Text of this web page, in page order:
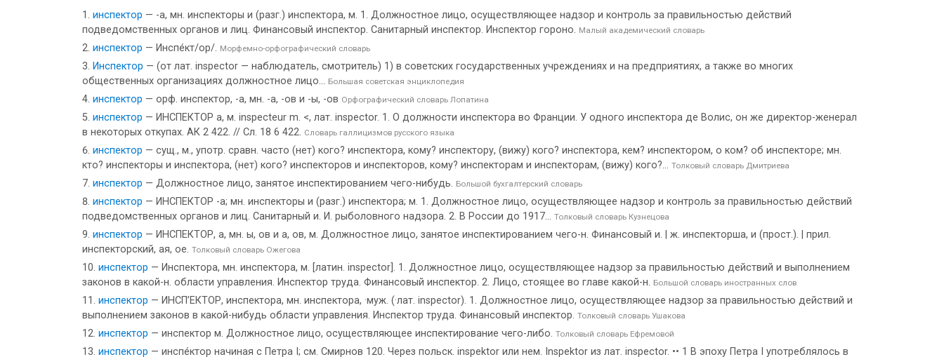
инспектор — -а, мн. инспекторы и (разг.) инспектора, м. 1. Должностное лицо, осуществляющее надзор и контроль за правильностью действий
подведомственных органов и лиц. Финансовый инспектор. Санитарный инспектор. Инспектор гороно. Малый академический словарь
инспектор — Инспе́кт/ор/. Морфемно-орфографический словарь
Инспектор — (от лат. inspector — наблюдатель, смотритель) 1) в советских государственных учреждениях и на предприятиях, а также во многих
общественных организациях должностное лицо... Большая советская энциклопедия
инспектор — орф. инспектор, -а, мн. -а, -ов и -ы, -ов Орфографический словарь Лопатина
инспектор — ИНСПЕКТОР а, м. inspecteur m. <, лат. inspector. 1. О должности инспектора во Франции. У одного инспектора де Волис, он же директор-женерал
в некоторых откупах. АК 2 422. // Сл. 18 6 422. Словарь галлицизмов русского языка
инспектор — сущ., м., употр. сравн. часто (нет) кого? инспектора, кому? инспектору, (вижу) кого? инспектора, кем? инспектором, о ком? об инспекторе; мн.
кто? инспекторы и инспектора, (нет) кого? инспекторов и инспекторов, кому? инспекторам и инспекторам, (вижу) кого?... Толковый словарь Дмитриева
инспектор — Должностное лицо, занятое инспектированием чего-нибудь. Большой бухгалтерский словарь
инспектор — ИНСПЕКТОР -а; мн. инспекторы и (разг.) инспектора; м. 1. Должностное лицо, осуществляющее надзор и контроль за правильностью действий
подведомственных органов и лиц. Санитарный и. И. рыболовного надзора. 2. В России до 1917... Толковый словарь Кузнецова
инспектор — ИНСПЕКТОР, а, мн. ы, ов и а, ов, м. Должностное лицо, занятое инспектированием чего-н. Финансовый и. | ж. инспекторша, и (прост.). | прил.
инспекторский, ая, ое. Толковый словарь Ожегова
инспектор — Инспектора, мн. инспектора, м. [латин. inspector]. 1. Должностное лицо, осуществляющее надзор за правильностью действий и выполнением
законов в какой-н. области управления. Инспектор труда. Финансовый инспектор. 2. Лицо, стоящее во главе какой-н. Большой словарь иностранных слов
инспектор — ИНСП’ЕКТОР, инспектора, мн. инспектора, ·муж. (·лат. inspector). 1. Должностное лицо, осуществляющее надзор за правильностью действий и
выполнением законов в какой-нибудь области управления. Инспектор труда. Финансовый инспектор. Толковый словарь Ушакова
инспектор — инспектор м. Должностное лицо, осуществляющее инспектирование чего-либо. Толковый словарь Ефремовой
инспектор — инспе́ктор начиная с Петра I; см. Смирнов 120. Через польск. inspektor или нем. Inspektor из лат. inspector. •• 1 В эпоху Петра I употреблялось в